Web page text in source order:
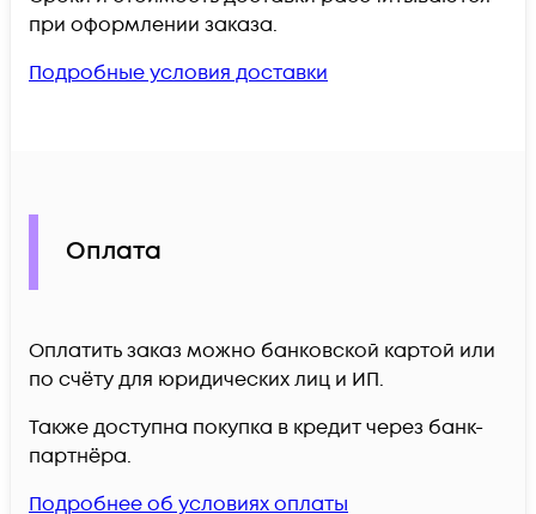
при оформлении заказа.
Подробные условия доставки
Оплата
Оплатить заказ можно банковской картой или
по счёту для юридических лиц и ИП.
Также доступна покупка в кредит через банк-
партнёра.
Подробнее об условиях оплаты